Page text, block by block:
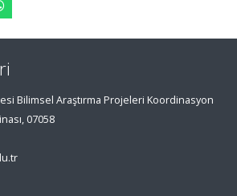
Bilimsel Araştırma Projeleri Koordinasyon
07058